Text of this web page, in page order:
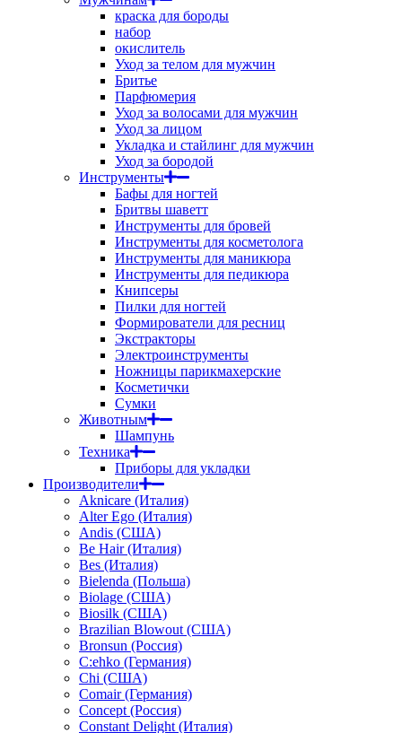
краска для бороды
набор
окислитель
Уход за телом для мужчин
Бритье
Парфюмерия
Уход за волосами для мужчин
Уход за лицом
Укладка и стайлинг для мужчин
Уход за бородой
Инструменты
Бафы для ногтей
Бритвы шаветт
Инструменты для бровей
Инструменты для косметолога
Инструменты для маникюра
Инструменты для педикюра
Книпсеры
Пилки для ногтей
Формирователи для ресниц
Экстракторы
Электроинструменты
Ножницы парикмахерские
Косметички
Сумки
Животным
Шампунь
Техника
Приборы для укладки
Производители
Aknicare (Италия)
Alter Ego (Италия)
Andis (США)
Be Hair (Италия)
Bes (Италия)
Bielenda (Польша)
Biolage (США)
Biosilk (США)
Brazilian Blowout (США)
Bronsun (Россия)
C:ehko (Германия)
Chi (США)
Comair (Германия)
Concept (Россия)
Constant Delight (Италия)